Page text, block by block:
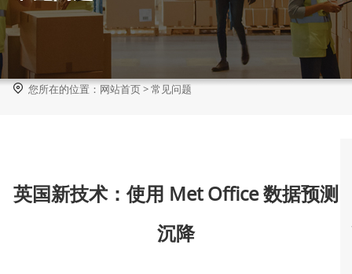
 您所在的位置： 网站首页>常见问题
英国新技术：使用 Met Office 数据预测
沉降